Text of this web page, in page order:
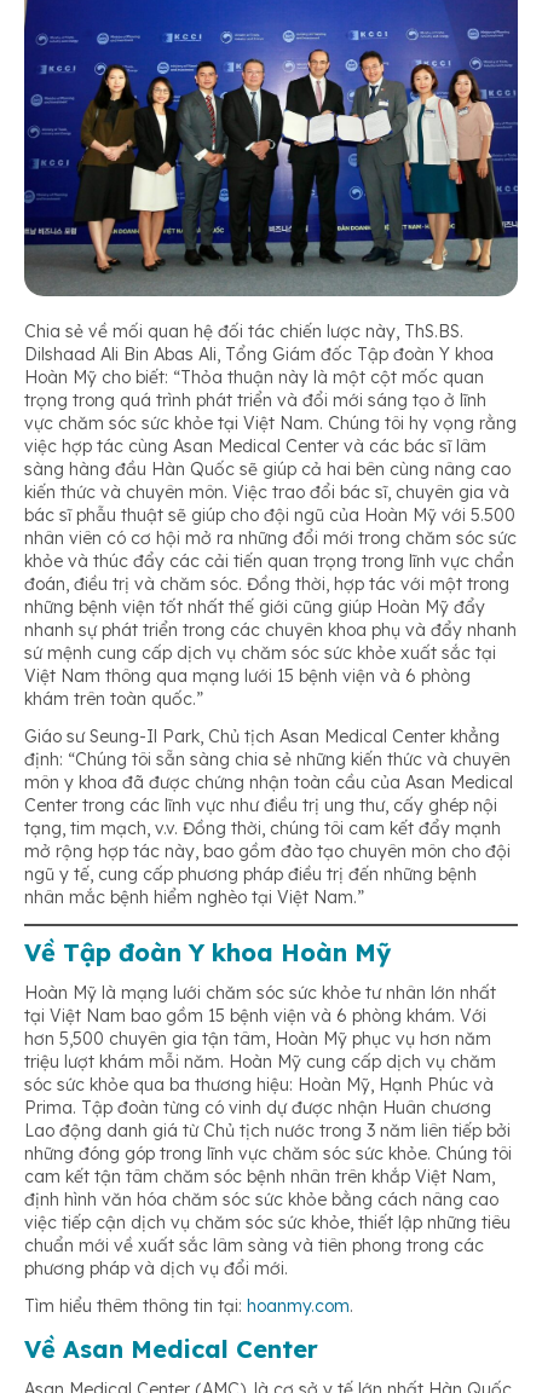
Chia sẻ về mối quan hệ đối tác chiến lược này, ThS.BS.
Dilshaad Ali Bin Abas Ali, Tổng Giám đốc Tập đoàn Y khoa
Hoàn Mỹ cho biết: “Thỏa thuận này là một cột mốc quan
trọng trong quá trình phát triển và đổi mới sáng tạo ở lĩnh
vực chăm sóc sức khỏe tại Việt Nam. Chúng tôi hy vọng rằng
việc hợp tác cùng Asan Medical Center và các bác sĩ lâm
sàng hàng đầu Hàn Quốc sẽ giúp cả hai bên cùng nâng cao
kiến thức và chuyên môn. Việc trao đổi bác sĩ, chuyên gia và
bác sĩ phẫu thuật sẽ giúp cho đội ngũ của Hoàn Mỹ với 5.500
nhân viên có cơ hội mở ra những đổi mới trong chăm sóc sức
khỏe và thúc đẩy các cải tiến quan trọng trong lĩnh vực chẩn
đoán, điều trị và chăm sóc. Đồng thời, hợp tác với một trong
những bệnh viện tốt nhất thế giới cũng giúp Hoàn Mỹ đẩy
nhanh sự phát triển trong các chuyên khoa phụ và đẩy nhanh
sứ mệnh cung cấp dịch vụ chăm sóc sức khỏe xuất sắc tại
Việt Nam thông qua mạng lưới 15 bệnh viện và 6 phòng
khám trên toàn quốc.”
Giáo sư Seung-Il Park, Chủ tịch Asan Medical Center khẳng
định: “Chúng tôi sẵn sàng chia sẻ những kiến thức và chuyên
môn y khoa đã được chứng nhận toàn cầu của Asan Medical
Center trong các lĩnh vực như điều trị ung thư, cấy ghép nội
tạng, tim mạch, v.v. Đồng thời, chúng tôi cam kết đẩy mạnh
mở rộng hợp tác này, bao gồm đào tạo chuyên môn cho đội
ngũ y tế, cung cấp phương pháp điều trị đến những bệnh
nhân mắc bệnh hiểm nghèo tại Việt Nam.”
Về Tập đoàn Y khoa Hoàn Mỹ
Hoàn Mỹ là mạng lưới chăm sóc sức khỏe tư nhân lớn nhất
tại Việt Nam bao gồm 15 bệnh viện và 6 phòng khám. Với
hơn 5,500 chuyên gia tận tâm, Hoàn Mỹ phục vụ hơn năm
triệu lượt khám mỗi năm. Hoàn Mỹ cung cấp dịch vụ chăm
sóc sức khỏe qua ba thương hiệu: Hoàn Mỹ, Hạnh Phúc và
Prima. Tập đoàn từng có vinh dự được nhận Huân chương
Lao động danh giá từ Chủ tịch nước trong 3 năm liên tiếp bởi
những đóng góp trong lĩnh vực chăm sóc sức khỏe. Chúng tôi
cam kết tận tâm chăm sóc bệnh nhân trên khắp Việt Nam,
định hình văn hóa chăm sóc sức khỏe bằng cách nâng cao
việc tiếp cận dịch vụ chăm sóc sức khỏe, thiết lập những tiêu
chuẩn mới về xuất sắc lâm sàng và tiên phong trong các
phương pháp và dịch vụ đổi mới.
Tìm hiểu thêm thông tin tại: hoanmy.com.
Về Asan Medical Center